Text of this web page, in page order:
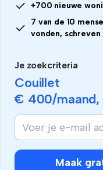
+700 nieuwe
7 van de 10
vonden,
Je zoekcriteria
Couillet
€ 400/maand,
Maak